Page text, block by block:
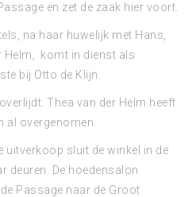
en zet de zaak hier voort.
na haar huwelijk met Hans,
Helm, komt in dienst als
bij Otto de Klijn.
Thea van der Helm heeft
al overgenomen.
uitverkoop sluit de winkel in de
deuren. De hoedensalon
Passage naar de Groot